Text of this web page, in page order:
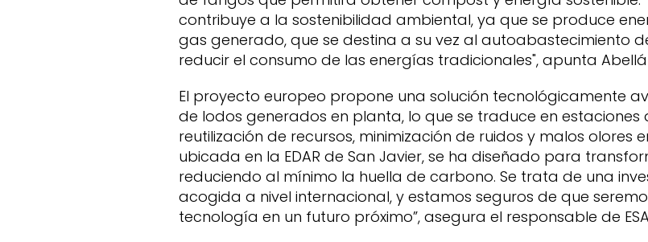
contribuye a la sostenibilidad ambiental, ya que se produce
gas generado, que se destina a su vez al autoabastecimiento
reducir el consumo de las energías tradicionales", apunta
El proyecto europeo propone una solución tecnológicamente
de lodos generados en planta, lo que se traduce en
reutilización de recursos, minimización de ruidos y malos olores
ubicada en la EDAR de San Javier, se ha diseñado para
reduciendo al mínimo la huella de carbono. Se trata de una
acogida a nivel internacional, y estamos seguros de que
tecnología en un futuro próximo”, asegura el responsable de